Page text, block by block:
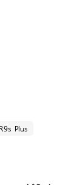
R9s Plus